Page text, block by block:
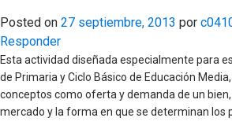
Posted on 27 septiembre, 2013 por
Responder
Esta actividad diseñada especialmente para
de Primaria y Ciclo Básico de Educación
conceptos como oferta y demanda de un
mercado y la forma en que se determinan los